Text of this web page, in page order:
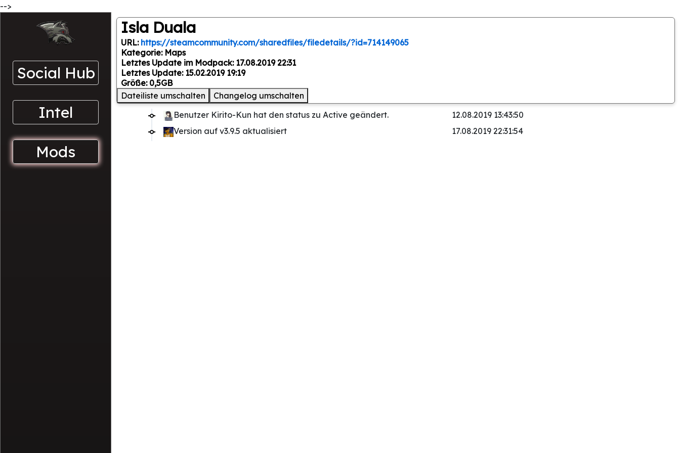
-->
Social Hub
Intel
Mods
Isla Duala
URL: https://steamcommunity.com/sharedfiles/filedetails/?id=714149065
Kategorie: Maps
Letztes Update im Modpack: 17.08.2019 22:31
Letztes Update: 15.02.2019 19:19
Größe: 0,5GB
Dateiliste umschalten
Changelog umschalten
Benutzer Kirito-Kun hat den status zu Active geändert.
12.08.2019 13:43:50
Version auf v3.9.5 aktualisiert
17.08.2019 22:31:54